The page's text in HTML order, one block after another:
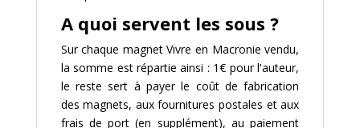
A quoi servent les sous ?
Sur chaque magnet Vivre en Macronie vendu,
la somme est répartie ainsi : 1€ pour l'auteur,
le reste sert à payer le coût de fabrication
des magnets, aux fournitures postales et aux
frais de port (en supplément), au paiement